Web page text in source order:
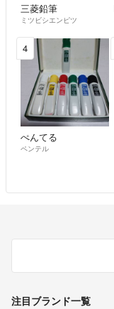
三菱鉛筆
ミツビシエンピツ
4
ぺんてる
ペンテル
注目ブランド一覧